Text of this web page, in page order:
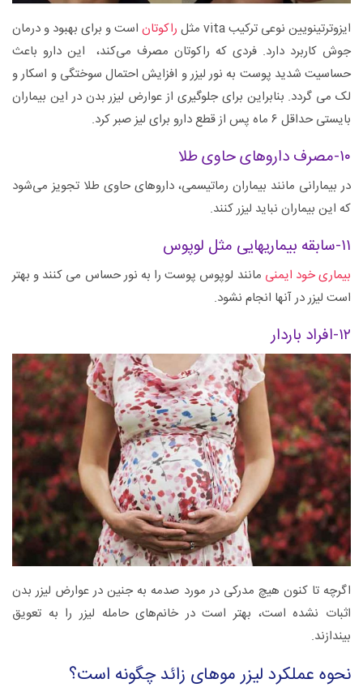
ایزوترتینویین نوعی ترکیب vita مثل راکوتان است و برای بهبود و درمان
جوش کاربرد دارد. فردی که راکوتان مصرف می‌کند، این دارو باعث
حساسیت شدید پوست به نور لیزر و افزایش احتمال سوختگی و اسکار و
لک می گردد. بنابراین برای جلوگیری از عوارض لیزر بدن در این بیماران
بایستی حداقل ۶ ماه پس از قطع دارو برای لیز صبر کرد.
۱۰-مصرف داروهای حاوی طلا
در بیمارانی مانند بیماران رماتیسمی، داروهای حاوی طلا تجویز می‌شود
که این بیماران نباید لیزر کنند.
۱۱-سابقه بیماریهایی مثل لوپوس
بیماری خود ایمنی مانند لوپوس پوست را به نور حساس می کنند و بهتر
است لیزر در آنها انجام نشود.
۱۲-افراد باردار
اگرچه تا کنون هیچ مدرکی در مورد صدمه به جنین در عوارض لیزر بدن
اثبات نشده است، بهتر است در خانم‌های حامله لیزر را به تعویق
بیندازند.
نحوه عملکرد لیزر موهای زائد چگونه است؟